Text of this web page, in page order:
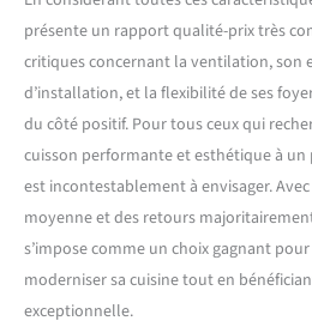
rouiller
présente un rapport qualité-prix très
critiques concernant la ventilation, son
d’installation, et la flexibilité de ses
du côté positif. Pour tous ceux qui
cuisson performante et esthétique à
est incontestablement à envisager.
moyenne et des retours
s’impose comme un choix gagnant
moderniser sa cuisine tout en
exceptionnelle.